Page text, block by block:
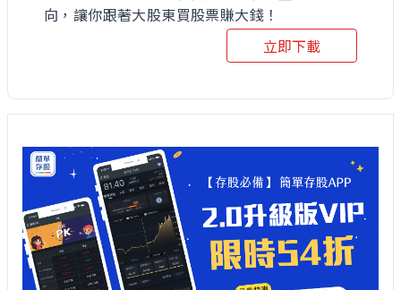
向，讓你跟著大股東買股票賺大錢！
立即下載